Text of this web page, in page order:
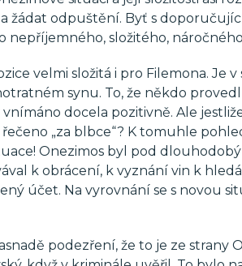
žádat odpuštění. Byť s
nepříjemného, složitého,
velmi složitá i pro Filemona. Je
synu. To, že někdo
docela pozitivně. Ale
„za blbce“? K tomuhle
Onezimos byl pod
k obrácení, k vyznání vin k
účet. Na vyrovnání se s novou
podezření, že to je ze strany